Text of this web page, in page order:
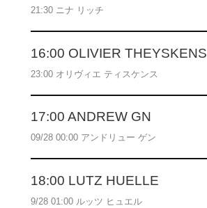
21:30 ニナ リッチ
16:00 OLIVIER THEYSKENS
23:00 オリヴィエ ティスケンス
17:00 ANDREW GN
09/28 00:00 アンドリュー ゲン
18:00 LUTZ HUELLE
9/28 01:00 ルッツ ヒュエル